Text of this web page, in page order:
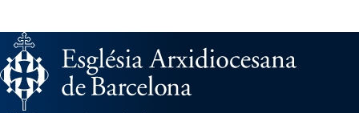
Photo
View on Facebook Share